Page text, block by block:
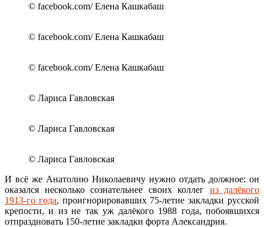
© facebook.com/ Елена Кашкабаш
© facebook.com/ Елена Кашкабаш
© facebook.com/ Елена Кашкабаш
© Лариса Гавловская
© Лариса Гавловская
© Лариса Гавловская
И всё же Анатолию Николаевичу нужно отдать должное: он
оказался несколько сознательнее своих коллег из далёкого
1913-го года, проигнорировавших 75-летие закладки русской
крепости, и из не так уж далёкого 1988 года, побоявшихся
отпраздновать 150-летие закладки форта Александрия.